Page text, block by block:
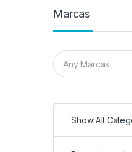
Marcas
Any Marcas
Show All